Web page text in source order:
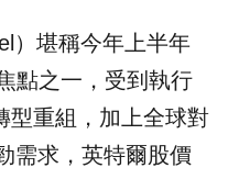
）堪稱今年上半年
點之一，受到執行
型重組，加上全球對
需求，英特爾股價